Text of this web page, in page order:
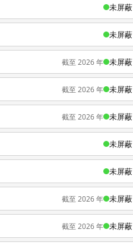
未屏蔽
未屏蔽
截至 2026 年 未屏蔽
截至 2026 年 未屏蔽
截至 2026 年 未屏蔽
未屏蔽
未屏蔽
截至 2026 年 未屏蔽
截至 2026 年 未屏蔽